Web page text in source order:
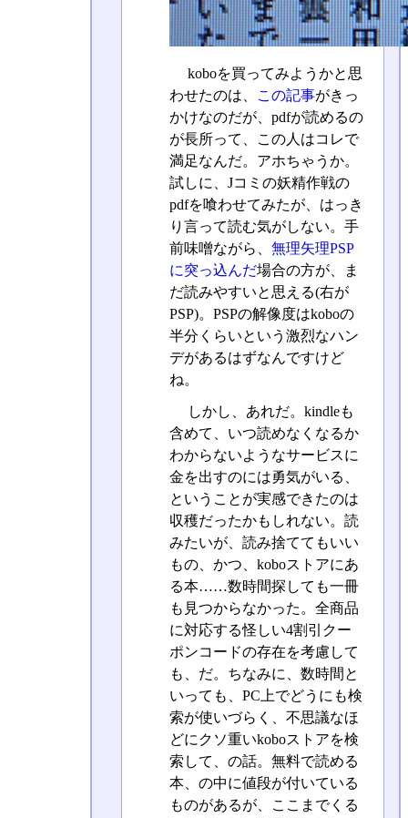
koboを買ってみようかと思
わせたのは、
この記事がきっ
かけなのだが、pdfが読めるの
が長所って、この人はコレで
満足なんだ。アホちゃうか。
試しに、Jコミの妖精作戦の
pdfを喰わせてみたが、はっき
り言って読む気がしない。手
前味噌ながら、 無理矢理PSP
に突っ込んだ場合の方が、ま
だ読みやすいと思える(右が
PSP)。PSPの解像度はkoboの
半分くらいという激烈なハン
デがあるはずなんですけど
ね。
しかし、あれだ。kindleも
含めて、いつ読めなくなるか
わからないようなサービスに
金を出すのには勇気がいる、
ということが実感できたのは
収穫だったかもしれない。読
みたいが、読み捨ててもいい
もの、かつ、koboストアにあ
る本……数時間探しても一冊
も見つからなかった。全商品
に対応する怪しい4割引クー
ポンコードの存在を考慮して
も、だ。ちなみに、数時間と
いっても、PC上でどうにも検
索が使いづらく、不思議なほ
どにクソ重いkoboストアを検
索して、の話。無料で読める
本、の中に値段が付いている
ものがあるが、ここまでくる